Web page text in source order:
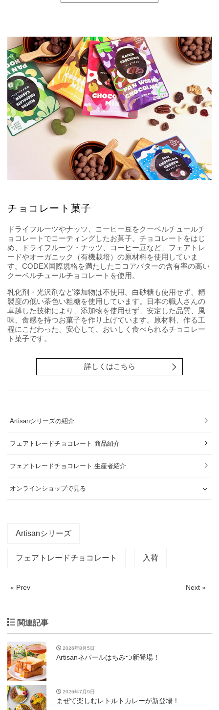
チョコレート菓子
ドライフルーツやナッツ、コーヒー豆をクーベルチュールチ
ョコレートでコーティングしたお菓子。チョコレートをはじ
め、ドライフルーツ・ナッツ、コーヒー豆など、フェアトレ
ードやオーガニック（有機栽培）の原材料を使用していま
す。CODEX国際規格を満たしたココアバターの含有率の高い
クーベルチュールチョコレートを使用。
乳化剤・光沢剤など添加物は不使用。白砂糖も使用せず、精
製度の低い茶色い粗糖を使用しています。日本の職人さんの
卓越した技術により、添加物を使用せず、安定した品質、風
味、食感を持つお菓子を作り上げています。原材料、作る工
程にこだわった、安心して、おいしく食べられるチョコレー
ト菓子です。
詳しくはこちら
Artisanシリーズの紹介
フェアトレードチョコレート 商品紹介
フェアトレードチョコレート 生産者紹介
オンラインショップで見る
Artisanシリーズ
フェアトレードチョコレート 入荷
« Prev Next »
関連記事
2026年8月5日
Artisanネパールはちみつ新登場！
2026年7月9日
まぜて楽しむレトルトカレーが新登場！